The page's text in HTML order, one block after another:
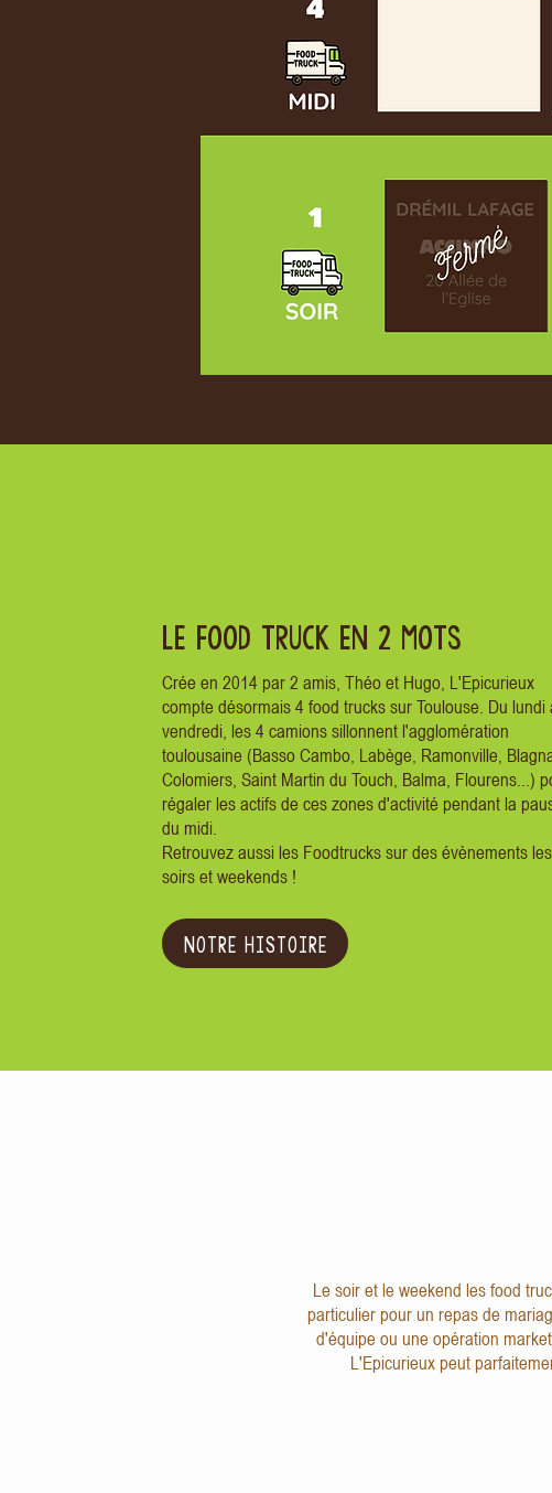
LE FOOD TRUCK EN 2 MOTS
Crée en 2014 par 2 amis, Théo et Hugo, L'Epicurieux
compte désormais 4 food trucks sur Toulouse. Du lundi
vendredi, les 4 camions sillonnent l'agglomération
toulousaine (Basso Cambo, Labège, Ramonville,
Colomiers, Saint Martin du Touch, Balma, Flourens...)
régaler les actifs de ces zones d'activité pendant la
du midi.
Retrouvez aussi les Foodtrucks sur des évènements les
soirs et weekends !
NOTRE HISTOIRE
Le soir et le weekend les food
particulier pour un repas de
d'équipe ou une opération
L'Epicurieux peut